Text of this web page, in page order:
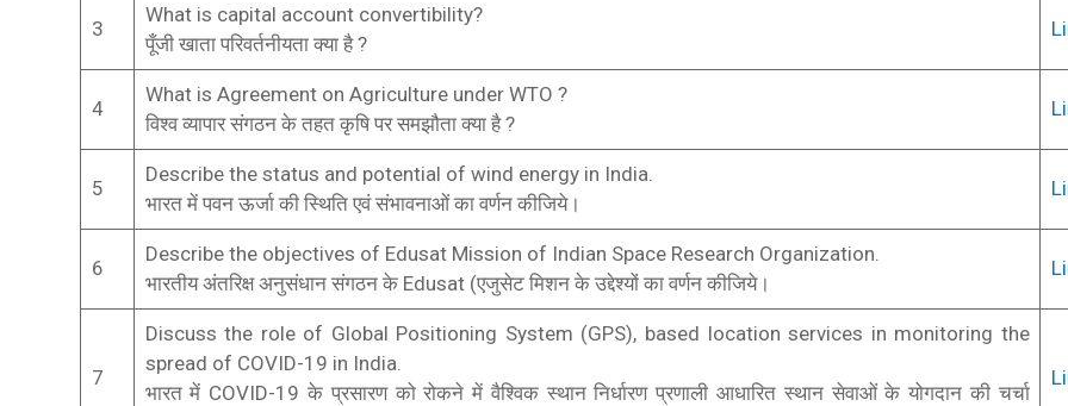
3
What is capital account convertibility?
पूँजी खाता परिवर्तनीयता क्या है ?
4
What is Agreement on Agriculture under WTO ?
विश्व व्यापार संगठन के तहत कृषि पर समझौता क्या है ?
5
Describe the status and potential of wind energy in India.
भारत में पवन ऊर्जा की स्थिति एवं संभावनाओं का वर्णन कीजिये।
6
Describe the objectives of Edusat Mission of Indian Space Research Organization.
भारतीय अंतरिक्ष अनुसंधान संगठन के Edusat (एजुसेट मिशन के उद्देश्यों का वर्णन कीजिये।
7
Discuss the role of Global Positioning System (GPS), based location services in monitoring the
spread of COVID-19 in India.
भारत में COVID-19 के प्रसारण को रोकने में वैश्विक स्थान निर्धारण प्रणाली आधारित स्थान सेवाओं के योगदान की चर्चा